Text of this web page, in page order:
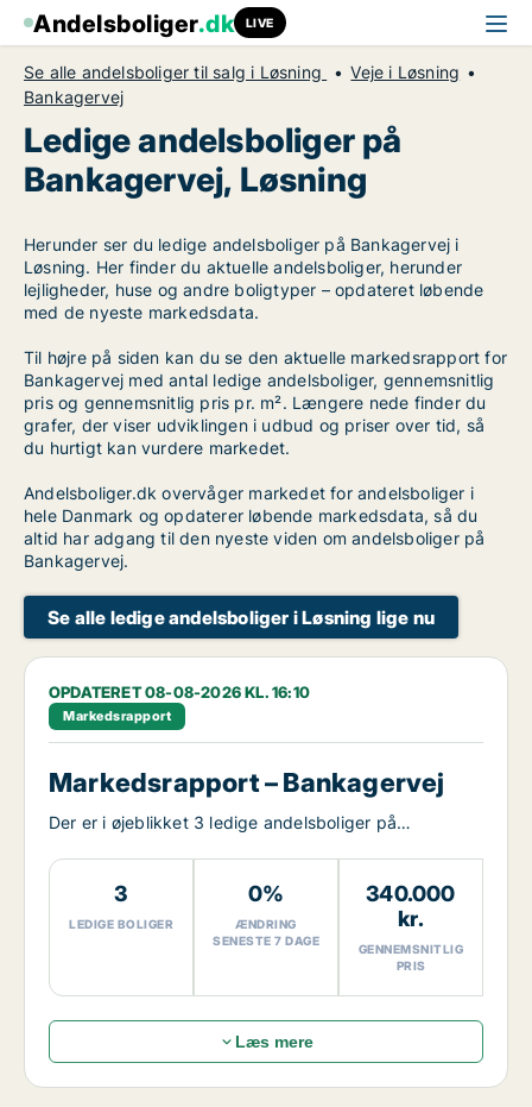
Andelsboliger.dk LIVE
Se alle andelsboliger til salg i Løsning
Veje i Løsning
Bankagervej
Ledige andelsboliger på
Bankagervej, Løsning
Herunder ser du ledige andelsboliger på Bankagervej i
Løsning. Her finder du aktuelle andelsboliger, herunder
lejligheder, huse og andre boligtyper – opdateret løbende
med de nyeste markedsdata.
Til højre på siden kan du se den aktuelle markedsrapport for
Bankagervej med antal ledige andelsboliger, gennemsnitlig
pris og gennemsnitlig pris pr. m². Længere nede finder du
grafer, der viser udviklingen i udbud og priser over tid, så
du hurtigt kan vurdere markedet.
Andelsboliger.dk overvåger markedet for andelsboliger i
hele Danmark og opdaterer løbende markedsdata, så du
altid har adgang til den nyeste viden om andelsboliger på
Bankagervej.
Se alle ledige andelsboliger i Løsning lige nu
OPDATERET 08-08-2026 KL. 16:10
Markedsrapport
Markedsrapport – Bankagervej
Der er i øjeblikket 3 ledige andelsboliger på
3
LEDIGE BOLIGER
0%
ÆNDRING
SENESTE 7 DAGE
340.000
kr.
GENNEMSNITLIG
PRIS
Læs mere